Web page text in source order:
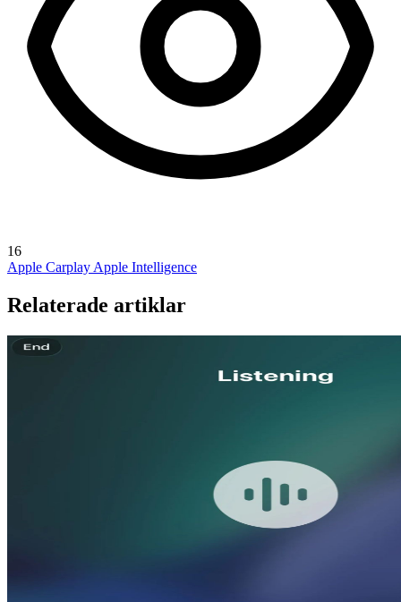
16
Apple Carplay Apple Intelligence
Relaterade artiklar